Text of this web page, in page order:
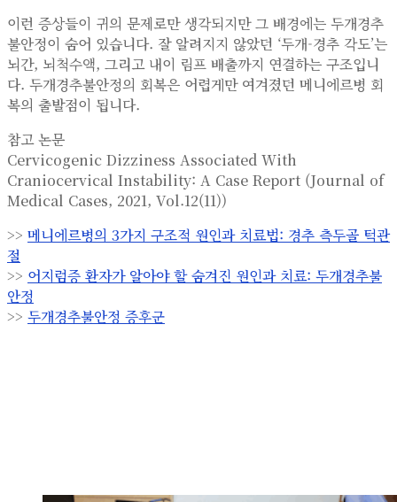
이런 증상들이 귀의 문제로만 생각되지만 그 배경에는 두개경추
불안정이 숨어 있습니다. 잘 알려지지 않았던 ‘두개-경추 각도’는
뇌간, 뇌척수액, 그리고 내이 림프 배출까지 연결하는 구조입니
다. 두개경추불안정의 회복은 어렵게만 여겨졌던 메니에르병 회
복의 출발점이 됩니다.
참고 논문
Cervicogenic Dizziness Associated With
Craniocervical Instability: A Case Report (Journal of
Medical Cases, 2021, Vol.12(11))
>> 메니에르병의 3가지 구조적 원인과 치료법: 경추 측두골 턱관
절
>> 어지럼증 환자가 알아야 할 숨겨진 원인과 치료: 두개경추불
안정
>> 두개경추불안정 증후군